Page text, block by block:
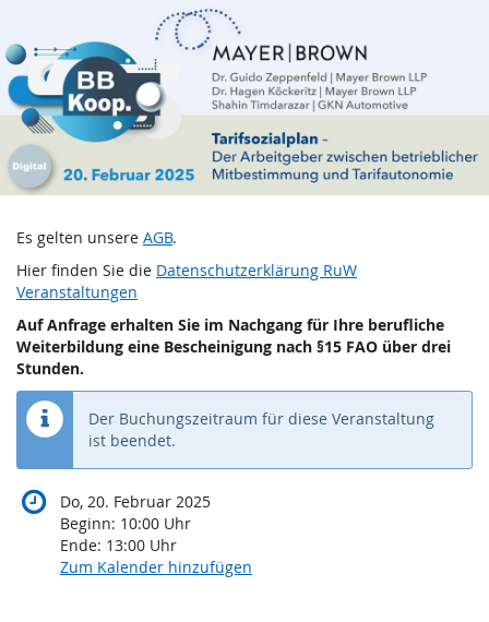
Haupt-
Inhalt
springen
BBKoop:
Tarifsozialplan
-
Der
Arbeitgeber
zwischen
betrieblicher
Mitbestimmung
und
Tarifautonomie
Do,
20.
Februar
2025
Es gelten unsere AGB.
Hier finden Sie die Datenschutzerklärung RuW
Veranstaltungen
Auf Anfrage erhalten Sie im Nachgang für Ihre berufliche
Weiterbildung eine Bescheinigung nach §15 FAO über drei
Stunden.
Der Buchungszeitraum für diese Veranstaltung
ist beendet.
Do, 20. Februar 2025
Beginn: 10:00 Uhr
Ende: 13:00 Uhr
Zum Kalender hinzufügen